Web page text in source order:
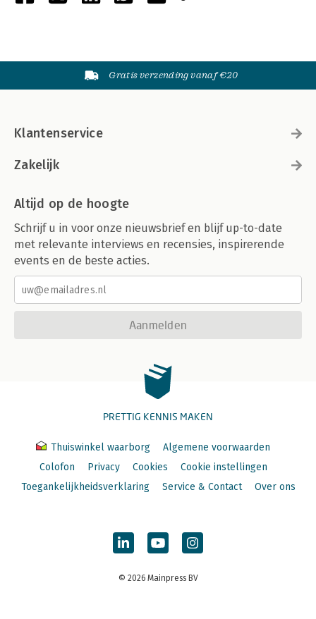
Gratis verzending vanaf €20
Klantenservice
Zakelijk
Altijd op de hoogte
Schrijf u in voor onze nieuwsbrief en blijf up-to-date
met relevante interviews en recensies, inspirerende
events en de beste acties.
Aanmelden
PRETTIG KENNIS MAKEN
Thuiswinkel waarborg
Algemene voorwaarden
Colofon
Privacy Cookies
Cookie instellingen
Toegankelijkheidsverklaring
Service & Contact Over ons
© 2026 Mainpress BV